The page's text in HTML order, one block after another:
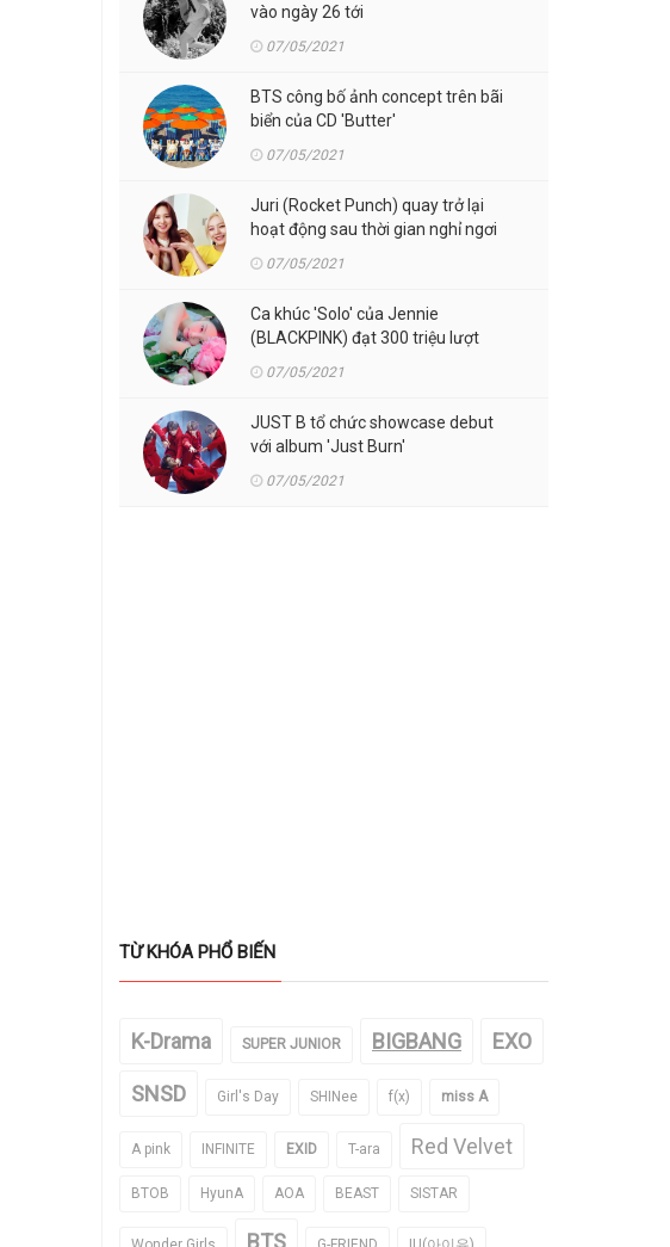
vào ngày 26 tới
07/05/2021
BTS công bố ảnh concept trên bãi
biển của CD 'Butter'
07/05/2021
Juri (Rocket Punch) quay trở lại
hoạt động sau thời gian nghỉ ngơi
07/05/2021
Ca khúc 'Solo' của Jennie
(BLACKPINK) đạt 300 triệu lượt
07/05/2021
JUST B tổ chức showcase debut
với album 'Just Burn'
07/05/2021
TỪ KHÓA PHỔ BIẾN
K-Drama SUPER JUNIOR BIGBANG EXO
SNSD Girl's Day SHINee f(x) miss A
A pink INFINITE EXID T-ara Red Velvet
BTOB HyunA AOA BEAST SISTAR
BTS